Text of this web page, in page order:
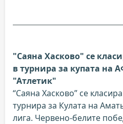
"Саяна Хасково" се
в турнира за купата на
"Атлетик"
“Саяна Хасково” се
турнира за Кулата на
лига. Червено-белите